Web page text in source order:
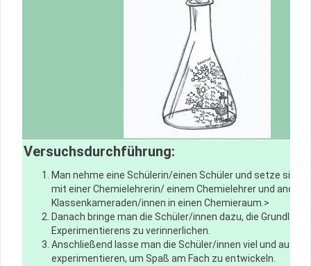
Versuchsdurchführung:
Man nehme eine Schülerin/einen Schüler und setze sie/
mit einer Chemielehrerin/ einem Chemielehrer und
Klassenkameraden/innen in einen Chemieraum.>
Danach bringe man die Schüler/innen dazu, die
Experimentierens zu verinnerlichen.
Anschließend lasse man die Schüler/innen viel und
experimentieren, um Spaß am Fach zu entwickeln.